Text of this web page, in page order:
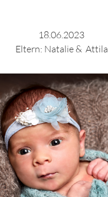
18.06.2023
Eltern: Natalie & Attila